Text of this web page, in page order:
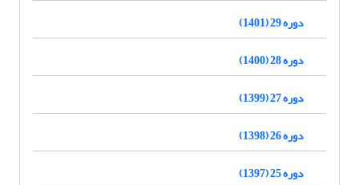
دوره 29 (1401)
دوره 28 (1400)
دوره 27 (1399)
دوره 26 (1398)
دوره 25 (1397)